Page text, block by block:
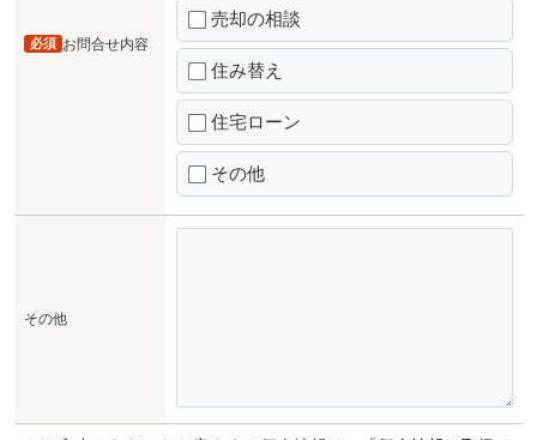
お問合せ内容
必須
売却の相談
住み替え
住宅ローン
その他
その他